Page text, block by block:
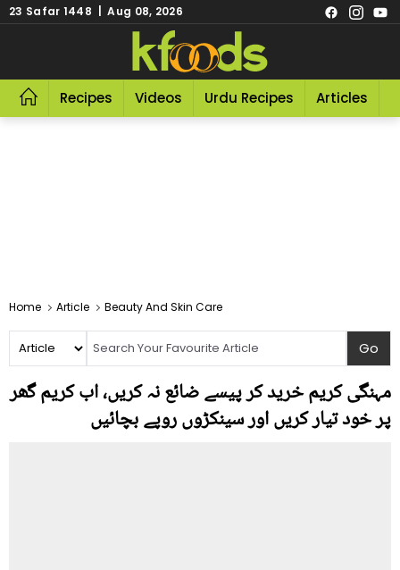
23 Safar 1448 | Aug 08, 2026
Recipes Videos Urdu Recipes Articles
Home Article Beauty And Skin Care
مہنگی کریم خرید کر پیسے ضائع نہ کریں، اب کریم گھر
پر خود تیار کریں اور سینکڑوں روپے بچائيں